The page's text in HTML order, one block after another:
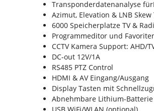
Transponderdatenanalyse
Azimut, Elevation & LNB Skew
6000 Speicherplatze TV &
Programmeditor und
CCTV Kamera Support: AHD/
DC-out 12V/1A
RS485 PTZ Control
HDMI & AV Eingang/Ausgang
Display Tasten mit
Abnehmbare Lithium-Batterie